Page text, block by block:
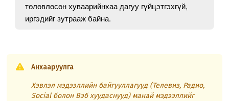
төлөвлөсөн хуваарийнхаа дагуу гүйцэтгэхгүй,
иргэдийг зутрааж байна.
Анхааруулга
Хэвлэл мэдээллийн байгууллагууд (Телевиз, Радио,
Social болон Вэб хуудаснууд) манай мэдээллийг